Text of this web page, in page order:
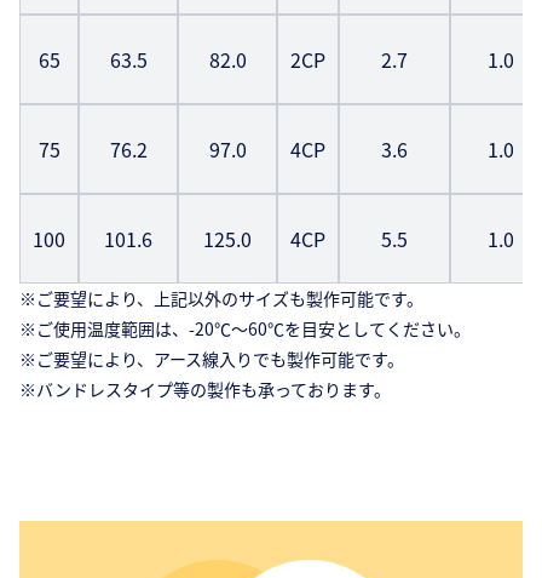
65 63.5 82.0 2CP 2.7 1.0
75 76.2 97.0 4CP 3.6 1.0
100 101.6 125.0 4CP 5.5 1.0
※ご要望により、上記以外のサイズも製作可能です。
※ご使用温度範囲は、-20℃〜60℃を目安としてください。
※ご要望により、アース線入りでも製作可能です。
※バンドレスタイプ等の製作も承っております。